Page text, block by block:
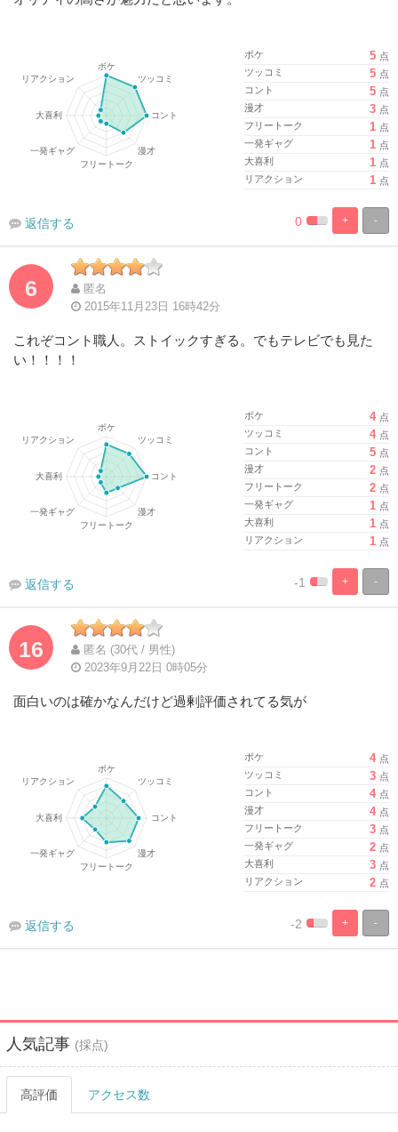
ボケ 5 点
ツッコミ
5 点
コント
5 点
漫才
3 点
フリートーク
1 点
一発ギャグ
1 点
大喜利
1 点
リアクション
1 点
-
+
%100%
0
返信する
6
匿名
2015年11月23日 16時42分
これぞコント職人。ストイックすぎる。でもテレビでも見た
い！！！！
ボケ 4 点
ツッコミ
4 点
コント
5 点
漫才
2 点
フリートーク
2 点
一発ギャグ
1 点
大喜利
1 点
リアクション
1 点
-
+
%100%
-1
返信する
16
匿名 (30代 / 男性)
2023年9月22日 0時05分
面白いのは確かなんだけど過剰評価されてる気が
ボケ 4 点
ツッコミ
3 点
コント
4 点
漫才
4 点
フリートーク
3 点
一発ギャグ
2 点
大喜利
3 点
リアクション
2 点
-
+
%100%
-2
返信する
人気記事 (採点)
高評価 アクセス数